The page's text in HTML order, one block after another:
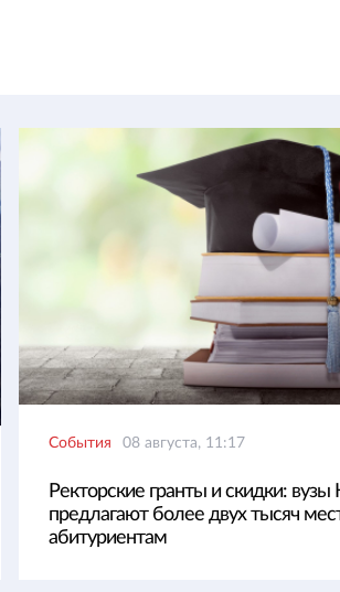
События 08 августа, 11:17
Ректорские гранты и скидки: вузы
предлагают более двух тысяч
абитуриентам